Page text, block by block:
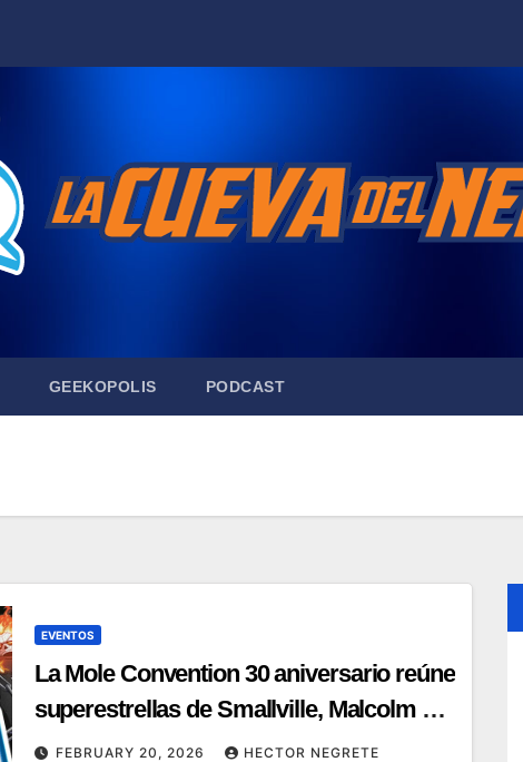
GEEKOPOLIS PODCAST
EVENTOS
La Mole Convention 30 aniversario reúne
superestrellas de Smallville, Malcolm y
grandes del cómic y doblaje
FEBRUARY 20, 2026 HECTOR NEGRETE